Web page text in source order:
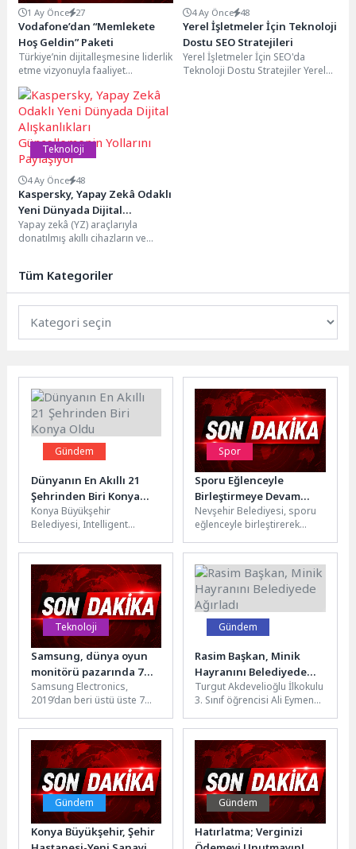
1 Ay Önce 27
Vodafone’dan “Memlekete
Hoş Geldin” Paketi
Türkiye’nin dijitalleşmesine liderlik
etme vizyonuyla faaliyet
gösteren Vodafone, müşterilerine
dijital dünyada kazandıran
fırsatlar sunmaya devam
ediyor. Vodafone, yurtdışında...
4 Ay Önce 48
Yerel İşletmeler İçin Teknoloji
Dostu SEO Stratejileri
Yerel İşletmeler İçin SEO'da
Teknoloji Dostu Stratejiler Yerel
Teknoloji
4 Ay Önce 48
Kaspersky, Yapay Zekâ Odaklı
Yeni Dünyada Dijital
Alışkanlıkları Güncellemenin
Yollarını Paylaşıyor
Yapay zekâ (YZ) araçlarıyla
donatılmış akıllı cihazların ve
hayatın...
Tüm Kategoriler
Gündem
Dünyanın En Akıllı 21
Şehrinden Biri Konya
Oldu
Konya Büyükşehir
Belediyesi, Intelligent
tarafından her yıl
düzenlenen prestijli ödül
programında önemli bir...
Spor
Sporu Eğlenceyle
Birleştirmeye Devam
Ediyoruz
Nevşehir Belediyesi, sporu
eğlenceyle birleştirerek
desteklemeye devam ediyor.
Kayaşehir Spor Salonu
bünyesinde düzenlenecek...
Teknoloji
Samsung, dünya oyun
monitörü pazarında 7
yıldır liderliğini koruyor
Samsung Electronics,
2019’dan beri üstü üste 7
oyun monitörü markası
konumunu...
Gündem
Rasim Başkan, Minik
Hayranını Belediyede
Ağırladı
Turgut Akdevelioğlu İlkokulu
3. Sınıf öğrencisi Ali Eymen
Başkanı Rasim Arı’yı
makamında...
Gündem
Konya Büyükşehir, Şehir
Gündem
Hatırlatma; Verginizi